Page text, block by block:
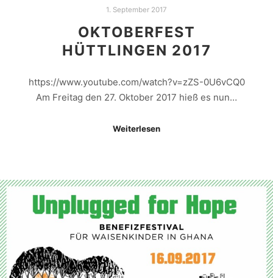
1. September 2017
OKTOBERFEST
HÜTTLINGEN 2017
https://www.youtube.com/watch?v=zZS-0U6vCQ0
Am Freitag den 27. Oktober 2017 hieß es nun…
Weiterlesen